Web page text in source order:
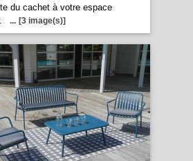
du cachet à votre espace
... [3 image(s)]